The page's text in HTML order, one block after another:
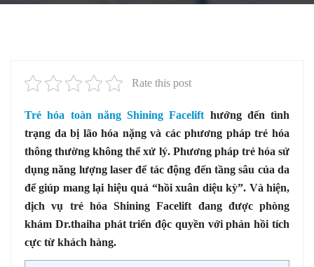
Rate this post
Trẻ hóa toàn năng Shining Facelift hướng đến tình
trạng da bị lão hóa nặng và các phương pháp trẻ hóa
thông thường không thể xử lý. Phương pháp trẻ hóa sử
dụng năng lượng laser để tác động đến tầng sâu của da
để giúp mang lại hiệu quả “hồi xuân diệu kỳ”. Và hiện,
dịch vụ trẻ hóa Shining Facelift đang được phòng
khám Dr.thaiha phát triển độc quyền với phản hồi tích
cực từ khách hàng.